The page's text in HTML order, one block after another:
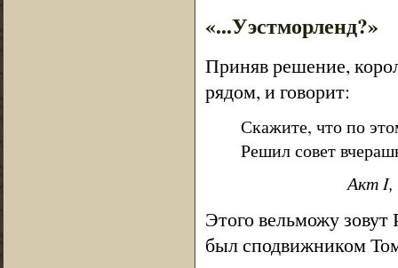
«...Уэстморленд?»
Приняв решение,
рядом, и говорит:
Скажите, что по
Решил совет
Акт I,
Этого вельможу
был сподвижником